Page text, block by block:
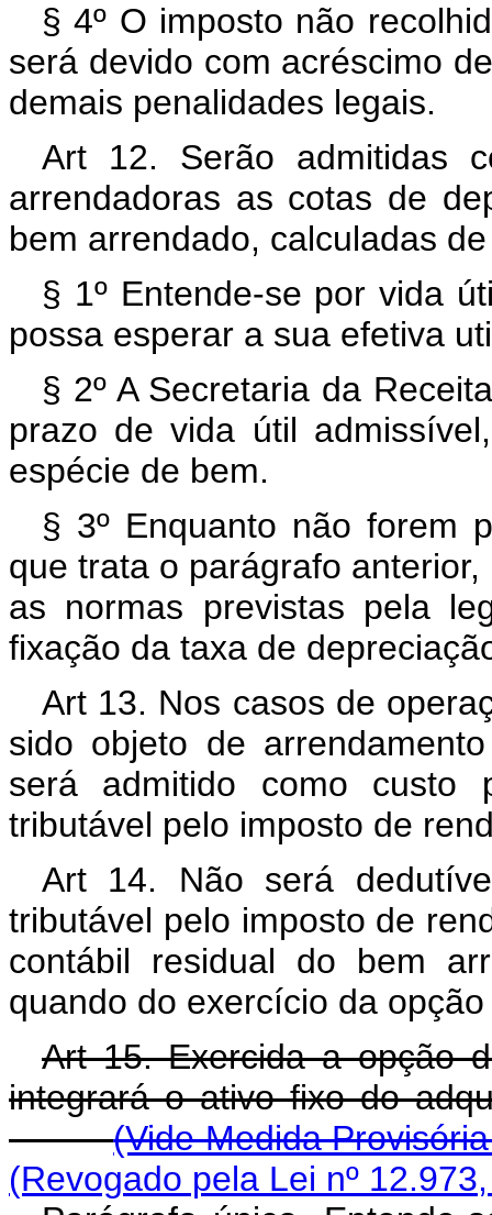
§ 4º O imposto não
será devido com acréscimo
demais penalidades legais.
Art 12. Serão admitidas
arrendadoras as cotas de
bem arrendado, calculadas
§ 1º Entende-se por vida
possa esperar a sua efetiva
§ 2º A Secretaria da
prazo de vida útil
espécie de bem.
§ 3º Enquanto não forem
que trata o parágrafo
as normas previstas pela
fixação da taxa de
Art 13. Nos casos de
sido objeto de
será admitido como custo
tributável pelo imposto de
Art 14. Não será
tributável pelo imposto de
contábil residual do bem
quando do exercício da
Art 15. Exercida a opção
integrará o ativo fixo do
(Vide Medida
(Revogado pela Lei nº